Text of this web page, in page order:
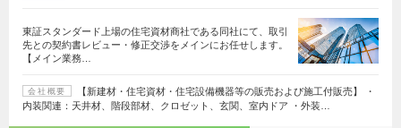
東証スタンダード上場の住宅資材商社である同社にて、取引
先との契約書レビュー・修正交渉をメインにお任せします。
【メイン業務…
会社概要
【新建材・住宅資材・住宅設備機器等の販売および施工付販売】 ・
内装関連：天井材、階段部材、クロゼット、玄関、室内ドア ・外装…